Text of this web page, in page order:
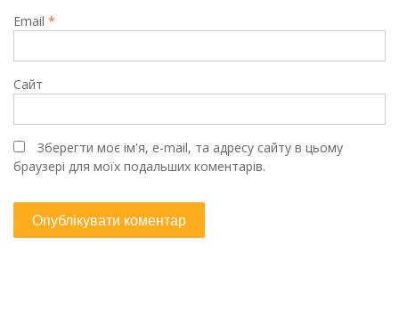
Email *
Сайт
Зберегти моє ім'я, e-mail, та адресу сайту в цьому
браузері для моїх подальших коментарів.